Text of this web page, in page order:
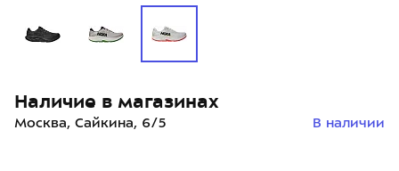
Наличие в магазинах
Москва, Сайкина, 6/5 В наличии